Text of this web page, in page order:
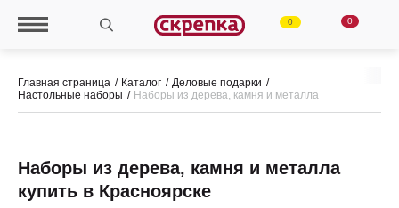
0 0
Главная страница Каталог
Деловые подарки
Настольные наборы
Наборы из дерева, камня и металла
Наборы из дерева, камня и металла
купить в Красноярске